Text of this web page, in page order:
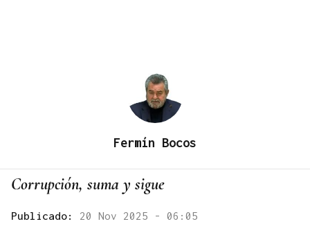
Fermín Bocos
Corrupción, suma y sigue
Publicado: 20 Nov 2025 - 06:05